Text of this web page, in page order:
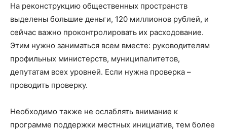
На реконструкцию общественных пространств
выделены большие деньги, 120 миллионов рублей, и
сейчас важно проконтролировать их расходование.
Этим нужно заниматься всем вместе: руководителям
профильных министерств, муниципалитетов,
депутатам всех уровней. Если нужна проверка –
проводить проверку.
Необходимо также не ослаблять внимание к
программе поддержки местных инициатив, тем более